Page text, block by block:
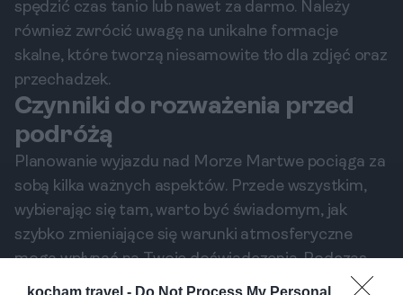
kocham.travel - Do Not Process My Personal
spędzić czas tanio lub nawet za darmo. Należy
również zwrócić uwagę na unikalne formacje
skalne, które tworzą niesamowite tło dla zdjęć oraz
przechadzek.
Czynniki do rozważenia przed
podróżą
Planowanie wyjazdu nad Morze Martwe pociąga za
sobą kilka ważnych aspektów. Przede wszystkim,
wybierając się tam, warto być świadomym, jak
szybko zmieniające się warunki atmosferyczne
mogą wpłynąć na Twoje doświadczenia. Podczas
naszego pobytu doświadczyliśmy dużych